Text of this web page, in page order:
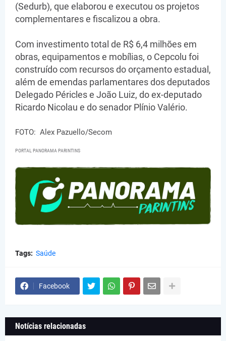
(Sedurb), que elaborou e executou os projetos
complementares e fiscalizou a obra.
Com investimento total de R$ 6,4 milhões em
obras, equipamentos e mobílias, o Cepcolu foi
construído com recursos do orçamento estadual,
além de emendas parlamentares dos deputados
Delegado Péricles e João Luiz, do ex-deputado
Ricardo Nicolau e do senador Plínio Valério.
FOTO: Alex Pazuello/Secom
PORTAL PANORAMA PARINTINS
Tags: Saúde
Facebook
Notícias relacionadas